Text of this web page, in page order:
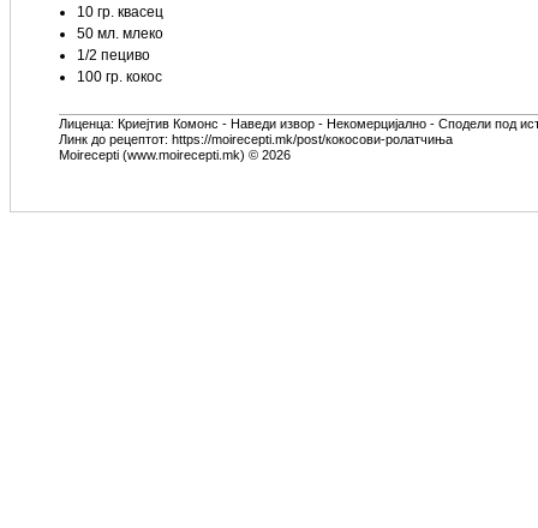
10 гр. квасец
50 мл. млеко
1/2 пециво
100 гр. кокос
Лиценца: Криејтив Комонс - Наведи извор - Некомерцијално - Сподели под
Линк до рецептот: https://moirecepti.mk/post/кокосови-ролатчиња
Moirecepti (www.moirecepti.mk) © 2026